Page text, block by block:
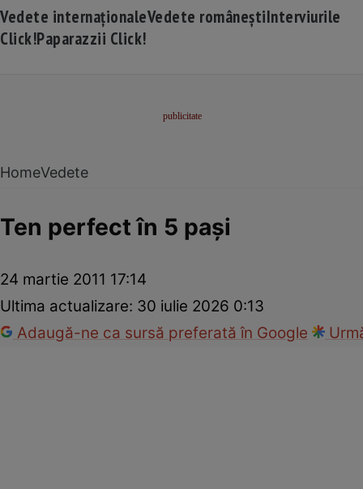
Vedete internaționaleVedete româneștiInterviurile
Click!Paparazzii Click!
HomeVedete
Ten perfect în 5 paşi
24 martie 2011 17:14
Ultima actualizare: 30 iulie 2026 0:13
Adaugă-ne ca sursă preferată în Google